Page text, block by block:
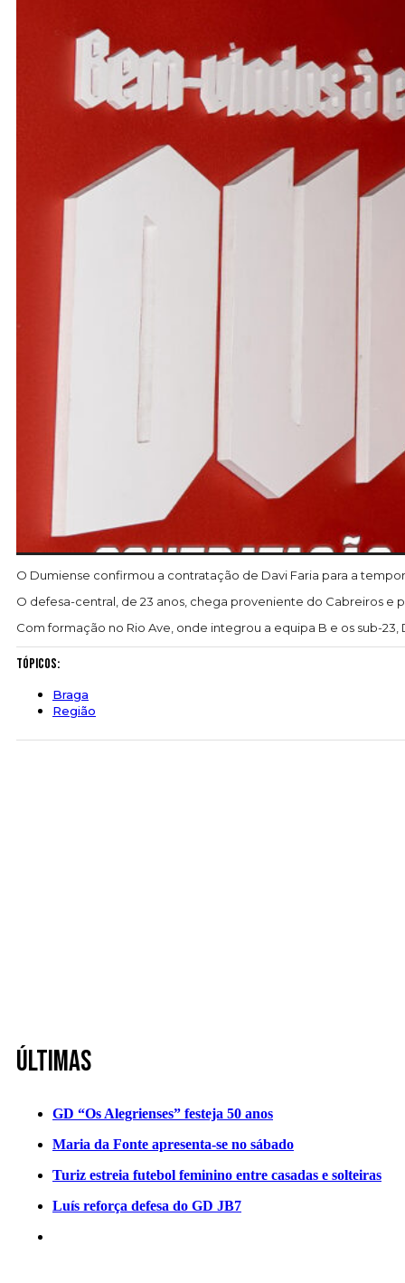
O Dumiense confirmou a contratação de Davi Faria para a
O defesa-central, de 23 anos, chega proveniente do Cabreiros
Com formação no Rio Ave, onde integrou a equipa B e os sub-
Tópicos:
Braga
Região
Últimas
GD “Os Alegrienses” festeja 50 anos
Maria da Fonte apresenta-se no sábado
Turiz estreia futebol feminino entre casadas e solteiras
Luís reforça defesa do GD JB7